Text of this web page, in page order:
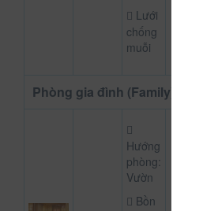
Lưới
chống
muỗi
Phòng gia đình (Family) gia đình
Hướng
phòng:
Vườn
Bồn